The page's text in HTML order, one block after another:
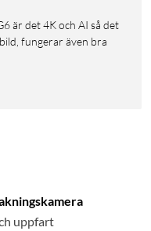
fungerar även bra
uppfart